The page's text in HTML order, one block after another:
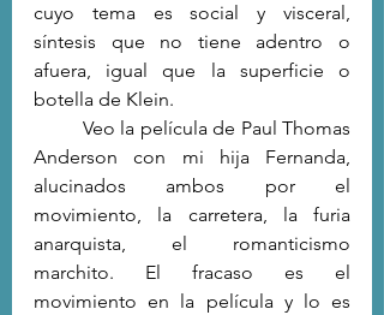
cuyo tema es social y visceral,
síntesis que no tiene adentro o
afuera, igual que la superficie o
botella de Klein.
Anderson con mi hija Fernanda,
alucinados ambos por el
movimiento, la carretera, la furia
anarquista, el romanticismo
marchito. El fracaso es el
movimiento en la película y lo es